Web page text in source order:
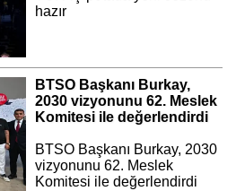
hazır
BTSO Başkanı Burkay,
2030 vizyonunu 62. Meslek
Komitesi ile değerlendirdi
BTSO Başkanı Burkay, 2030
vizyonunu 62. Meslek
Komitesi ile değerlendirdi